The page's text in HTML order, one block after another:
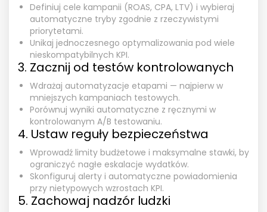
Definiuj cele kampanii (ROAS, CPA, LTV) i wybieraj
automatyczne tryby zgodnie z rzeczywistymi
priorytetami.
Unikaj jednoczesnego optymalizowania pod wiele
nieskompatybilnych KPI.
3. Zacznij od testów kontrolowanych
Wdrażaj automatyzacje etapami — najpierw w
mniejszych kampaniach testowych.
Porównuj wyniki automatyczne z ręcznymi w
kontrolowanym A/B testowaniu.
4. Ustaw reguły bezpieczeństwa
Wprowadź limity budżetowe i maksymalne stawki, by
ograniczyć nagłe eskalacje wydatków.
Skonfiguruj alerty i automatyczne powiadomienia
przy nietypowych wzrostach KPI.
5. Zachowaj nadzór ludzki